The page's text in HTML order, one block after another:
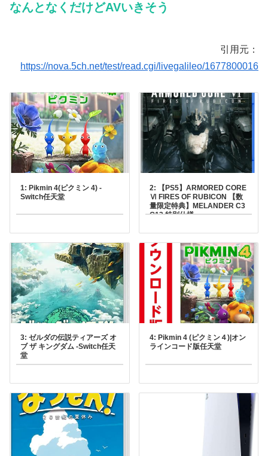
なんとなくだけどAVいきそう
引用元：
https://nova.5ch.net/test/read.cgi/livegalileo/1677800016
1: Pikmin 4(ピクミン 4) -
Switch任天堂
2: 【PS5】ARMORED CORE
Ⅵ FIRES OF RUBICON 【数
量限定特典】MELANDER C3
G13 特別仕様
ムソフトウェアPlayStation
5￥710871ポイント(1%)
3: ゼルダの伝説ティアーズ オ
ブ ザ キングダム -Switch任天
堂
4: Pikmin 4 (ピクミン４)|オン
ラインコード版任天堂